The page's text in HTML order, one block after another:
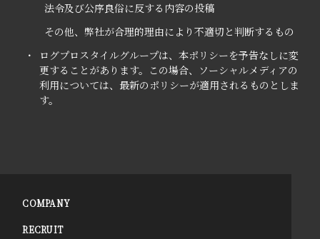
法令及び公序良俗に反する内容の投稿
その他、弊社が合理的理由により不適切と判断するもの
・
ログプロスタイルグループは、本ポリシーを予告なしに変
更することがあります。この場合、ソーシャルメディアの
利用については、最新のポリシーが適用されるものとしま
す。
COMPANY
RECRUIT